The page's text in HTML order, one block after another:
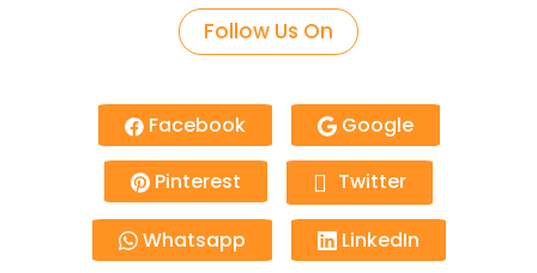
Follow Us On
Facebook Google
Pinterest Twitter
Whatsapp LinkedIn